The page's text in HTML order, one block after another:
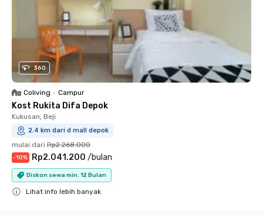
360
Coliving • Campur
Kost Rukita Difa Depok
Kukusan, Beji
2.4 km dari d mall depok
mulai dari Rp2.268.000
-10% Rp2.041.200 /bulan
Diskon sewa min. 12 Bulan
Lihat info lebih banyak